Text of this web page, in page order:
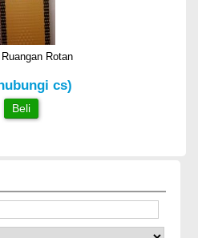
Rotan
cs)
Beli